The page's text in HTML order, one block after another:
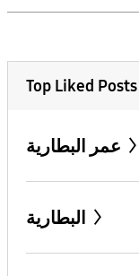
Top Liked Posts